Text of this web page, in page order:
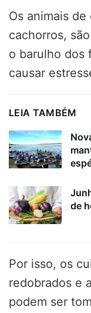
Os animais
cachorros,
o barulho dos
causar
LEIA TAMBÉM
de
Por isso, os
redobrados e
podem ser